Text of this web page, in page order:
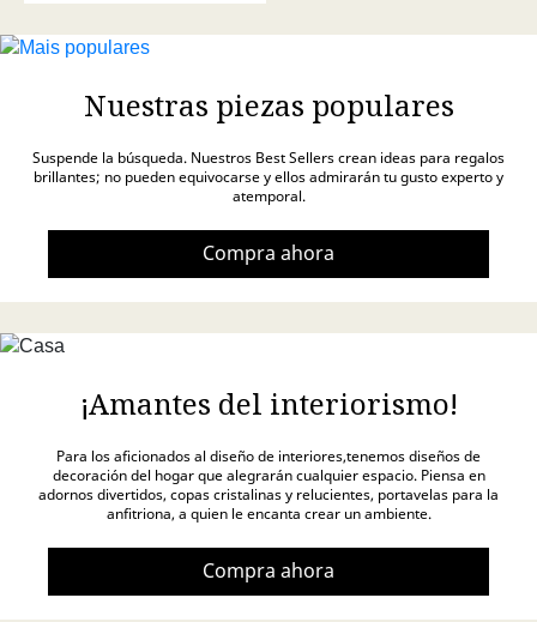
Nuestras piezas populares
Suspende la búsqueda. Nuestros Best Sellers crean ideas para regalos
brillantes; no pueden equivocarse y ellos admirarán tu gusto experto y
atemporal.
Compra ahora
¡Amantes del interiorismo!
Para los aficionados al diseño de interiores,tenemos diseños de
decoración del hogar que alegrarán cualquier espacio. Piensa en
adornos divertidos, copas cristalinas y relucientes, portavelas para la
anfitriona, a quien le encanta crear un ambiente.
Compra ahora